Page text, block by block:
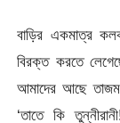
বাড়ির একমাত্র
বিরক্ত করতে
আমাদের আছে
‘তাতে কি